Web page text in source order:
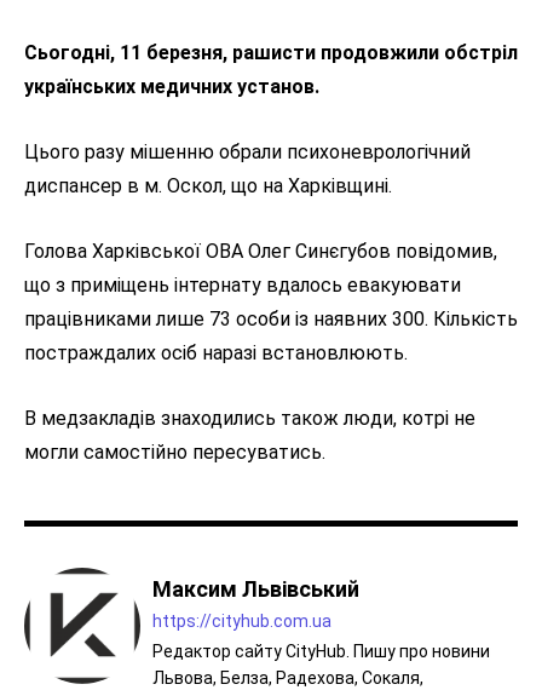
Сьогодні, 11 березня, рашисти продовжили обстріл
українських медичних установ.
Цього разу мішенню обрали психоневрологічний
диспансер в м. Оскол, що на Харківщині.
Голова Харківської ОВА Олег Синєгубов повідомив,
що з приміщень інтернату вдалось евакуювати
працівниками лише 73 особи із наявних 300. Кількість
постраждалих осіб наразі встановлюють.
В медзакладів знаходились також люди, котрі не
могли самостійно пересуватись.
Максим Львівський
https://cityhub.com.ua
Редактор сайту CityHub. Пишу про новини
Львова, Белза, Радехова, Сокаля,